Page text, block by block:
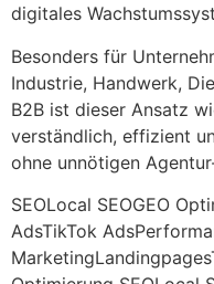
digitales
Besonders für
Industrie, Handwerk,
B2B ist dieser Ansatz
verständlich, effizient
ohne unnötigen
SEOLocal SEOGEO
AdsTikTok Ads
MarketingLandingpages